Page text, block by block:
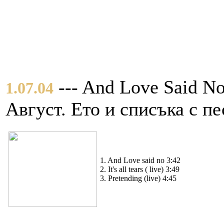
1.07.04 --- And Love Said
Август. Ето и списъка с
1. And Love said no 3:42
2. It's all tears ( live) 3:49
3. Pretending (live) 4:45